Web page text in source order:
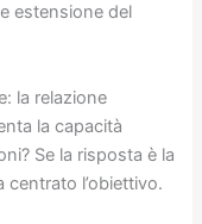
estensione del
la relazione
la capacità
Se la risposta è la
centrato l’obiettivo.